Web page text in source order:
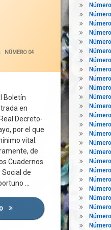
2 JUNIO 2020
CATEGORÍAS:
NÚMERO 04
Boletín
en
Decreto-
por el que
vital.
de
Cuadernos
de
…
El Nuevo Ingreso Mínimo Vital